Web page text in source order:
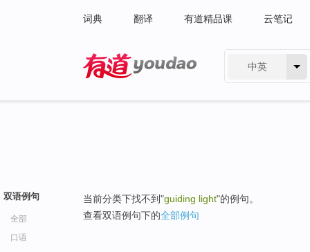
词典 翻译 有道精品课 云笔记
中英
双语例句
全部
口语
当前分类下找不到"guiding light"的例句。
查看双语例句下的全部例句